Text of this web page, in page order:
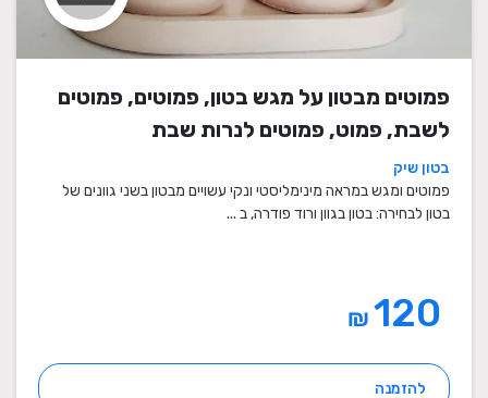
פמוטים מבטון על מגש בטון, פמוטים, פמוטים
לשבת, פמוט, פמוטים לנרות שבת
בטון שיק
פמוטים ומגש במראה מינימליסטי ונקי עשויים מבטון בשני גוונים של
בטון לבחירה: בטון בגוון ורוד פודרה, ב ...
₪
להזמנה